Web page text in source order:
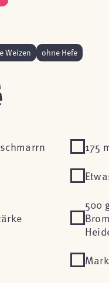
Weizen ohne Hefe
175
500